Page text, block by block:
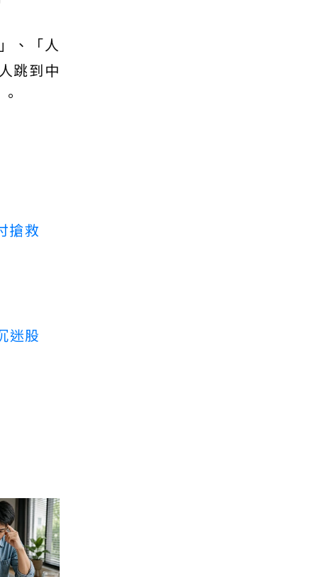
、「人
跳到中
搶救
迷股